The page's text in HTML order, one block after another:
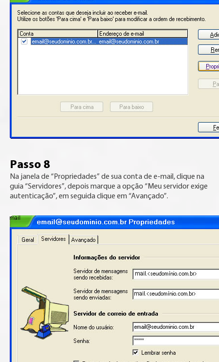
Passo 8
Na janela de “Propriedades” de sua conta de e-mail, clique na
guia “Servidores”, depois marque a opção “Meu servidor exige
autenticação”, em seguida clique em “Avançado”.